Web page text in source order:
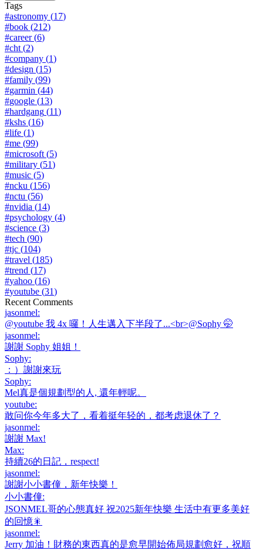
Tags
#astronomy (17)
#book (212)
#career(6)
#cht (2)
#company (1)
#design (15)
#family (99)
#garmin (44)
#google (13)
#hardgang (11)
#kshs (16)
#life (1)
#me (99)
#microsoft (5)
#military (51)
#music (5)
#ncku (156)
#nctu (56)
#nvidia (14)
#psychology (4)
#science (3)
#tech (90)
#tjc (104)
#travel (185)
#trend (17)
#yahoo (16)
#youtube (31)
Recent Comments
jasonmel:
@youtube 我 4x 囉！人生邁入下半段了...<br>@Sophy 🤭
jasonmel:
謝謝 Sophy 姐姐！
Sophy:
：）謝謝來玩
Sophy:
Mel真是個規劃型的人, 還年輕呢。
youtube:
敢问你今年多大了，看着挺年轻的，都考虑退休了？
jasonmel:
謝謝 Max!
Max:
持續26的日記，respect!
jasonmel:
謝謝小小書僮，新年快樂！
小小書僮:
JSONMEL哥的心態真好 祝2025新年快樂 生活中有更多美好
的回憶🎇
jasonmel:
Jerry 加油！財務的東西真的是愈早開始佈局規劃愈好，祝順